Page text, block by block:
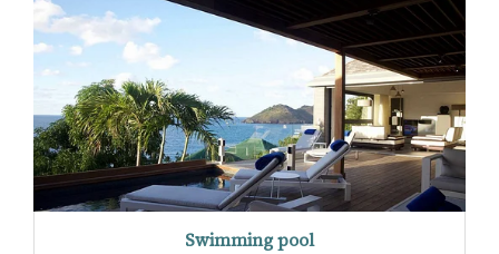
Swimming pool